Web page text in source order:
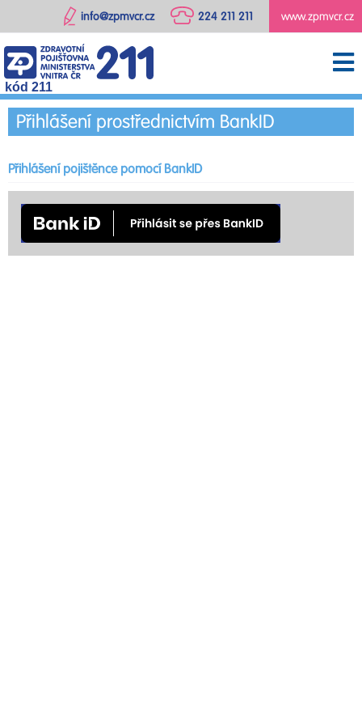
www.zpmvcr.cz
224 211 211
info@zpmvcr.cz
kód 211
Přihlášení prostřednictvím BankID
Přihlášení pojištěnce pomocí BankID